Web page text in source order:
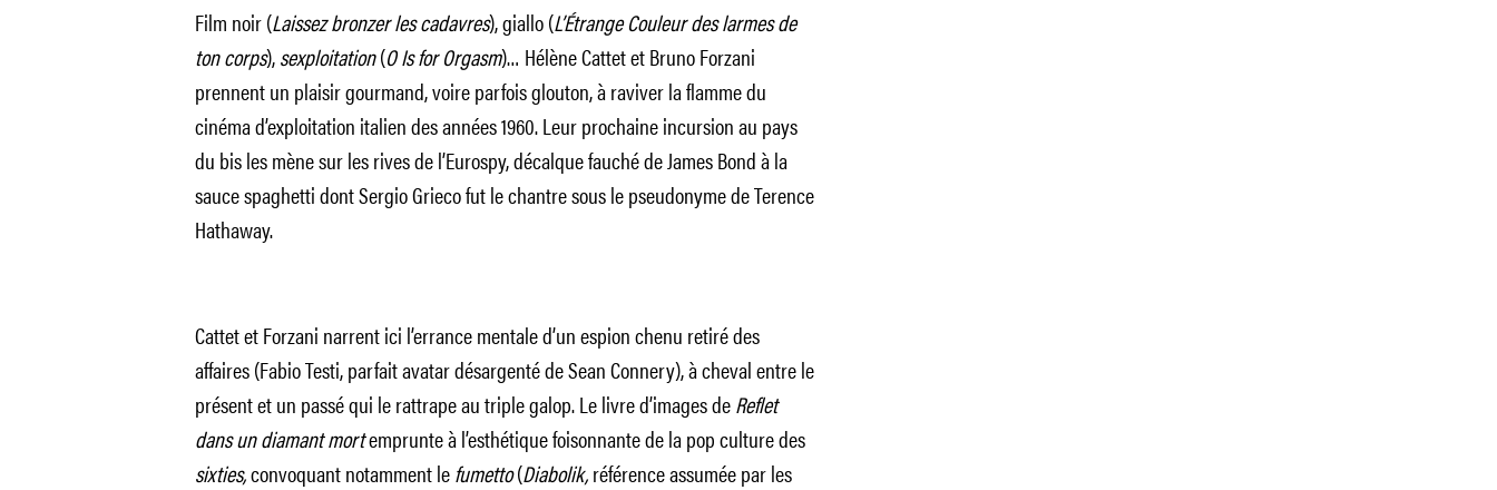
Film noir (Laissez bronzer les cadavres), giallo (L’Étrange Couleur des larmes de
ton corps),sexploitation(O Is for Orgasm)… Hélène Cattet et Bruno Forzani
prennent un plaisir gourmand, voire parfois glouton, à raviver la flamme du
cinéma d’exploitation italien des années 1960. Leur prochaine incursion au pays
du bis les mène sur les rives de l’Eurospy, décalque fauché de James Bond à la
sauce spaghetti dont Sergio Grieco fut le chantre sous le pseudonyme de Terence
Hathaway.
Cattet et Forzani narrent ici l’errance mentale d’un espion chenu retiré des
affaires (Fabio Testi, parfait avatar désargenté de Sean Connery), à cheval entre le
présent et un passé qui le rattrape au triple galop. Le livre d’images deReflet
dans un diamantmortemprunte à l’esthétique foisonnante de la pop culture des
sixties,convoquant notamment lefumetto(Diabolik,référence assumée par les